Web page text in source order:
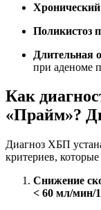
Поликистоз
Длительная
при аденоме
Как
«Прайм»?
Диагноз ХБП
критериев,
Снижение
< 60 мл/мин/